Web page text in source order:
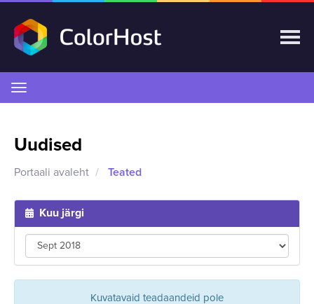
navigeerimine
Uudised
Portaali avaleht Teated
Kuu järgi
Kuvatavaid teadaandeid pole